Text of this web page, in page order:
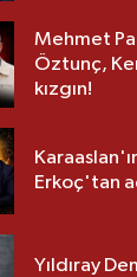
Mehmet
Öztunç,
kızgın!
Erkoç'tan
Yıldıray